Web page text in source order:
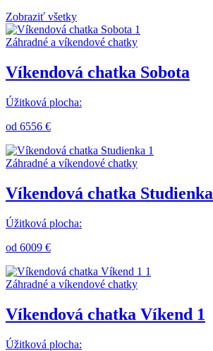
Zobraziť všetky
Záhradné a víkendové chatky
Víkendová chatka Sobota
Úžitková plocha:
od 6556 €
Záhradné a víkendové chatky
Víkendová chatka Studienka
Úžitková plocha:
od 6009 €
Záhradné a víkendové chatky
Víkendová chatka Víkend 1
Úžitková plocha: